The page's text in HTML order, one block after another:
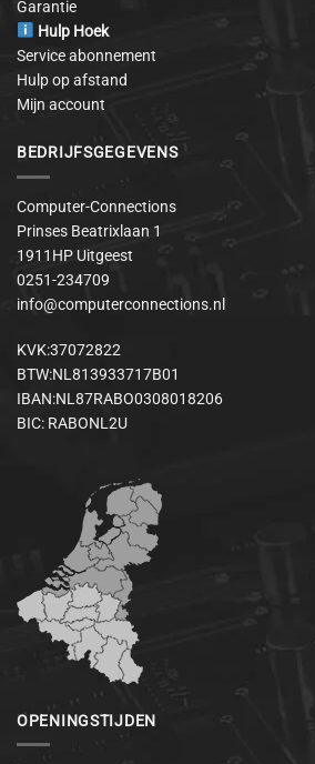
Garantie
Hulp Hoek
Service abonnement
Hulp op afstand
Mijn account
BEDRIJFSGEGEVENS
Computer-Connections
Prinses Beatrixlaan 1
1911HP Uitgeest
0251-234709
info@computerconnections.nl
KVK:37072822
BTW:NL813933717B01
IBAN:NL87RABO0308018206
BIC: RABONL2U
OPENINGSTIJDEN